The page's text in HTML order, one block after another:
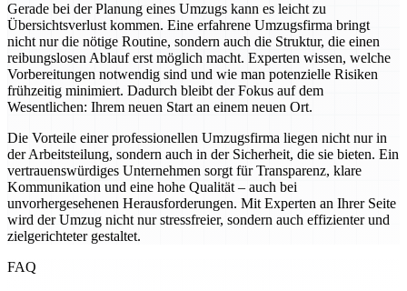
Gerade bei der Planung eines Umzugs kann es leicht zu
Übersichtsverlust kommen. Eine erfahrene Umzugsfirma bringt
nicht nur die nötige Routine, sondern auch die Struktur, die einen
reibungslosen Ablauf erst möglich macht. Experten wissen, welche
Vorbereitungen notwendig sind und wie man potenzielle Risiken
frühzeitig minimiert. Dadurch bleibt der Fokus auf dem
Wesentlichen: Ihrem neuen Start an einem neuen Ort.
Die Vorteile einer professionellen Umzugsfirma liegen nicht nur in
der Arbeitsteilung, sondern auch in der Sicherheit, die sie bieten. Ein
vertrauenswürdiges Unternehmen sorgt für Transparenz, klare
Kommunikation und eine hohe Qualität – auch bei
unvorhergesehenen Herausforderungen. Mit Experten an Ihrer Seite
wird der Umzug nicht nur stressfreier, sondern auch effizienter und
zielgerichteter gestaltet.
FAQ